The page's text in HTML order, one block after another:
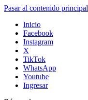
Pasar al contenido principal
Inicio
Facebook
Instagram
X
TikTok
WhatsApp
Youtube
Ingresar